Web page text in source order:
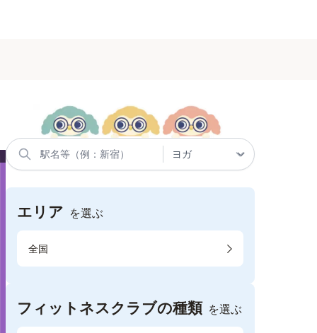
エリア を選ぶ
全国
フィットネスクラブの種類 を選ぶ